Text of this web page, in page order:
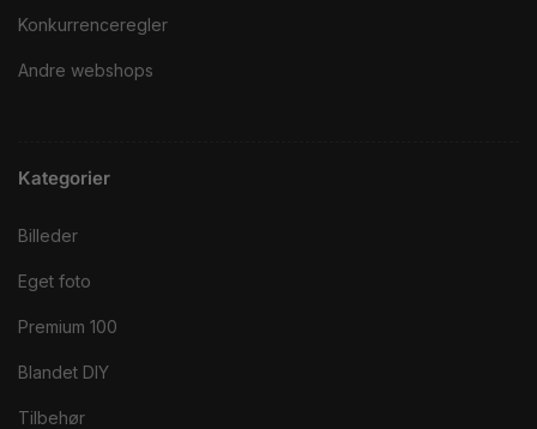
Konkurrenceregler
Andre webshops
Kategorier
Billeder
Eget foto
Premium 100
Blandet DIY
Tilbehør